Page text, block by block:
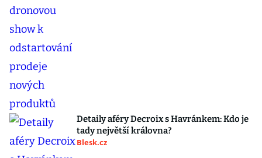
Detaily aféry Decroix s Havránkem: Kdo je
tady největší královna?
Blesk.cz